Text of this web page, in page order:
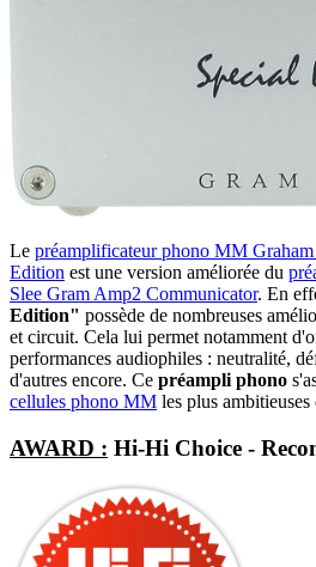
Le préamplificateur phono MM
Edition est une version améliorée du
Slee Gram Amp2 Communicator. En
Edition" possède de nombreuses
et circuit. Cela lui permet notamment
performances audiophiles : neutralité,
d'autres encore. Ce préampli phono
cellules phono MM les plus
AWARD : Hi-Hi Choice -